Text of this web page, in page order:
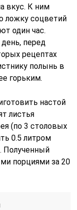
вкус. К ним
ложку соцветий
один час.
перед
рецептах
полынь в
горьким.
настой
листья
(по 3 столовых
0.5 литром
Полученный
порциями за 20